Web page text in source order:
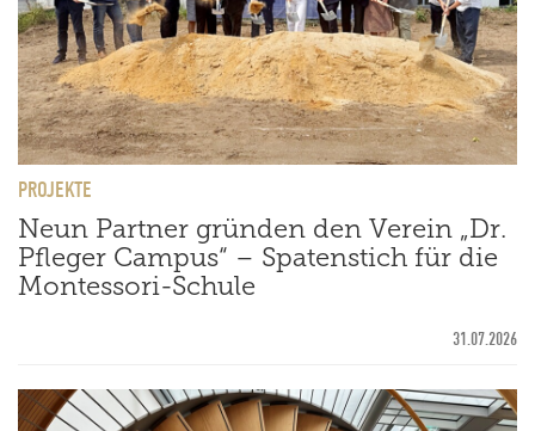
PROJEKTE
Neun Partner gründen den Verein „Dr.
Pfleger Campus“ – Spatenstich für die
Montessori-Schule
31.07.2026